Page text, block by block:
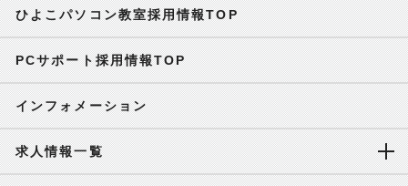
ひよこパソコン教室採用情報TOP
PCサポート採用情報TOP
インフォメーション
求人情報一覧